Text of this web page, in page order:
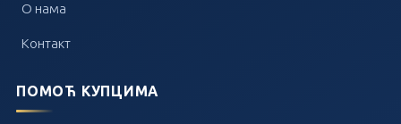
О нама
Контакт
ПОМОЋ КУПЦИМА